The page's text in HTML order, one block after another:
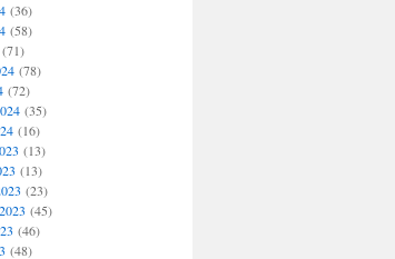
(36)
(58)
(78)
(72)
(35)
(16)
(13)
(13)
(23)
(45)
(46)
(48)